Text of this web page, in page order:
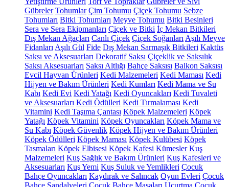
Gübreler Tohumlar Çim Tohumu Çiçek Tohumu Sebze
Tohumları Bitki Tohumları Meyve Tohumu Bitki Besinleri
Sera ve Sera Ekipmanları Çiçek ve Bitki İç Mekan Bitkileri
Dış Mekan Ağaçları Canlı Çiçek Çiçek Soğanları Aşılı Meyve
Fidanları Aşılı Gül Fide Dış Mekan Sarmaşık Bitkileri Kaktüs
Saksı ve Aksesuarları Dekoratif Saksı Çiçeklik ve Saksılık
Saksı Aksesuarları Saksı Altlığı Bahçe Saksısı Balkon Saksısı
Evcil Hayvan Ürünleri Kedi Malzemeleri Kedi Maması Kedi
Hijyen ve Bakım Ürünleri Kedi Kumları Kedi Mama ve Su
Kabı Kedi Evi Kedi Yatağı Kedi Oyuncakları Kedi Tuvaleti
ve Aksesuarları Kedi Ödülleri Kedi Tırmalaması Kedi
Vitamini Kedi Taşıma Çantası Köpek Malzemeleri Köpek
Yatağı Köpek Vitamini Köpek Oyuncakları Köpek Mama ve
Su Kabı Köpek Güvenlik Köpek Hijyen ve Bakım Ürünleri
Köpek Ödülleri Köpek Maması Köpek Kulübesi Köpek
Tasmaları Köpek Elbisesi Köpek Kafesi Kümesler Kuş
Malzemeleri Kuş Sağlık ve Bakım Ürünleri Kuş Kafesleri ve
Aksesuarları Kuş Yemi Kuş Suluk ve Yemlikleri Çocuk
Bahçe Oyuncakları Kaydırak ve Salıncak Oyun Evleri Çocuk
Bahçe Sandalyeleri Çocuk Bahçe Masaları Uçurtma Çocuk